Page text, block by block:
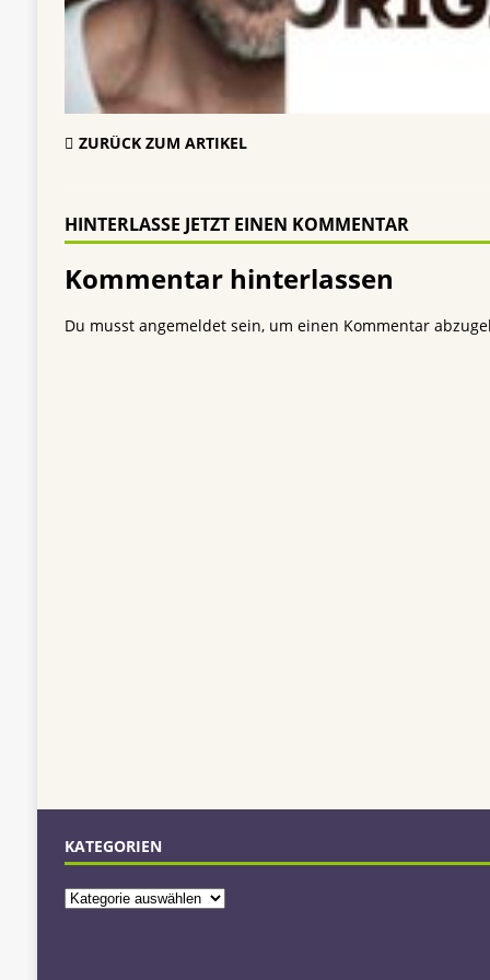
ZURÜCK ZUM ARTIKEL
HINTERLASSE JETZT EINEN KOMMENTAR
Kommentar hinterlassen
Du musst angemeldetsein, um einen Kommentar
KATEGORIEN